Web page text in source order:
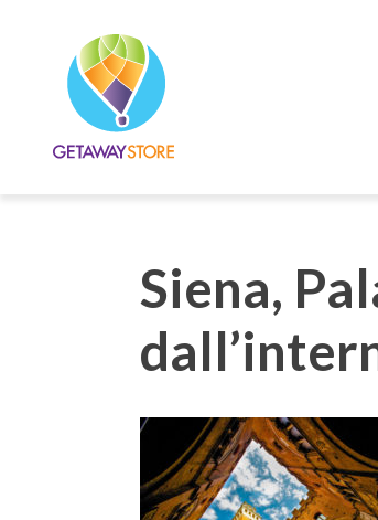
Siena,